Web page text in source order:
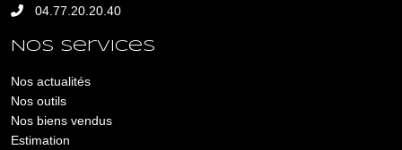
04.77.20.20.40
Nos services
Nos actualités
Nos outils
Nos biens vendus
Estimation